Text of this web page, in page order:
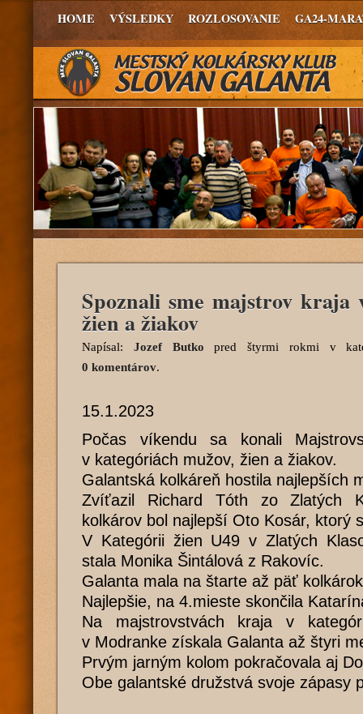
HOME VÝSLEDKY ROZLOSOVANIE GA24-
Spoznali sme majstrov kraja
žien a žiakov
Napísal: Jozef Butko pred štyrmi rokmi v
0 komentárov.
15.1.2023
Počas víkendu sa konali
v kategóriách mužov, žien a žiakov.
Galantská kolkáreň hostila najlepších
Zvíťazil Richard Tóth zo Zlatých
kolkárov bol najlepší Oto Kosár, ktorý
V Kategórii žien U49 v Zlatých
stala Monika Šintálová z Rakovíc.
Galanta mala na štarte až päť
Najlepšie, na 4.mieste skončila
Na majstrovstvách kraja v
v Modranke získala Galanta až štyri
Prvým jarným kolom pokračovala aj
Obe galantské družstvá svoje zápasy